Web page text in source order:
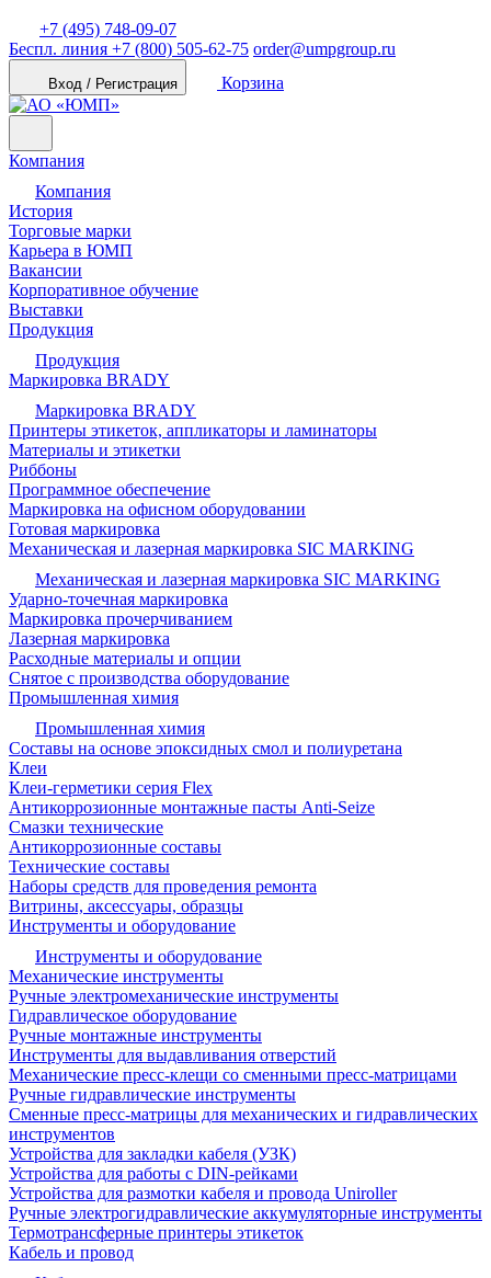
+7 (495) 748-09-07
Беспл. линия +7 (800) 505-62-75 order@umpgroup.ru
Вход / Регистрация Корзина
Компания
Компания
История
Торговые марки
Карьера в ЮМП
Вакансии
Корпоративное обучение
Выставки
Продукция
Продукция
Маркировка BRADY
Маркировка BRADY
Принтеры этикеток, аппликаторы и ламинаторы
Материалы и этикетки
Риббоны
Программное обеспечение
Маркировка на офисном оборудовании
Готовая маркировка
Механическая и лазерная маркировка SIC MARKING
Механическая и лазерная маркировка SIC MARKING
Ударно-точечная маркировка
Маркировка прочерчиванием
Лазерная маркировка
Расходные материалы и опции
Снятое с производства оборудование
Промышленная химия
Промышленная химия
Составы на основе эпоксидных смол и полиуретана
Клеи
Клеи-герметики серия Flex
Антикоррозионные монтажные пасты Anti-Seize
Смазки технические
Антикоррозионные составы
Технические составы
Наборы средств для проведения ремонта
Витрины, аксессуары, образцы
Инструменты и оборудование
Инструменты и оборудование
Механические инструменты
Ручные электромеханические инструменты
Гидравлическое оборудование
Ручные монтажные инструменты
Инструменты для выдавливания отверстий
Механические пресс-клещи со сменными пресс-матрицами
Ручные гидравлические инструменты
Сменные пресс-матрицы для механических и гидравлических
инструментов
Устройства для закладки кабеля (УЗК)
Устройства для работы с DIN-рейками
Устройства для размотки кабеля и провода Uniroller
Ручные электрогидравлические аккумуляторные инструменты
Термотрансферные принтеры этикеток
Кабель и провод